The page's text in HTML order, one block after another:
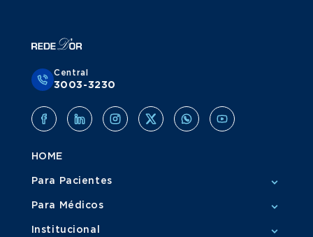
Central
3003-3230
HOME
Para Pacientes
Para Médicos
Institucional